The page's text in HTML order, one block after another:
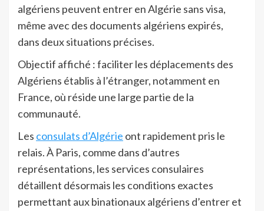
algériens peuvent entrer en Algérie sans visa,
même avec des documents algériens expirés,
dans deux situations précises.
Objectif affiché : faciliter les déplacements des
Algériens établis à l’étranger, notamment en
France, où réside une large partie de la
communauté.
Les consulats d’Algérie ont rapidement pris le
relais. À Paris, comme dans d’autres
représentations, les services consulaires
détaillent désormais les conditions exactes
permettant aux binationaux algériens d’entrer et